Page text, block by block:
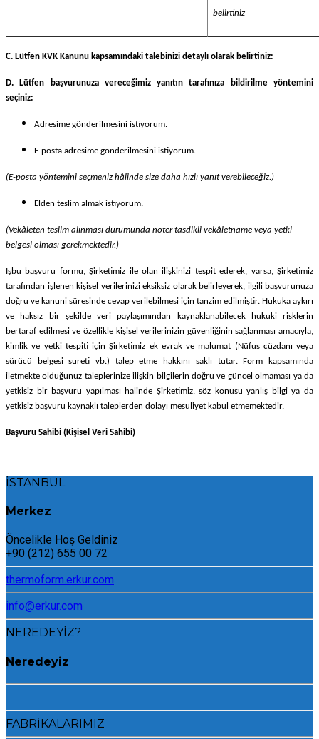
belirtiniz
C. Lütfen KVK Kanunu kapsamındaki talebinizi detaylı olarak belirtiniz:
D. Lütfen başvurunuza vereceğimiz yanıtın tarafınıza bildirilme yöntemini
seçiniz:
Adresime gönderilmesini istiyorum.
E-posta adresime gönderilmesini istiyorum.
(E-posta yöntemini seçmeniz hâlinde size daha hızlı yanıt verebileceğiz.)
Elden teslim almak istiyorum.
(Vekâleten teslim alınması durumunda noter tasdikli vekâletname veya yetki
belgesi olması gerekmektedir.)
İşbu başvuru formu, Şirketimiz ile olan ilişkinizi tespit ederek, varsa, Şirketimiz
tarafından işlenen kişisel verilerinizi eksiksiz olarak belirleyerek, ilgili başvurunuza
doğru ve kanuni süresinde cevap verilebilmesi için tanzim edilmiştir. Hukuka aykırı
ve haksız bir şekilde veri paylaşımından kaynaklanabilecek hukuki risklerin
bertaraf edilmesi ve özellikle kişisel verilerinizin güvenliğinin sağlanması amacıyla,
kimlik ve yetki tespiti için Şirketimiz ek evrak ve malumat (Nüfus cüzdanı veya
sürücü belgesi sureti vb.) talep etme hakkını saklı tutar. Form kapsamında
iletmekte olduğunuz taleplerinize ilişkin bilgilerin doğru ve güncel olmaması ya da
yetkisiz bir başvuru yapılması halinde Şirketimiz, söz konusu yanlış bilgi ya da
yetkisiz başvuru kaynaklı taleplerden dolayı mesuliyet kabul etmemektedir.
Başvuru Sahibi (Kişisel Veri Sahibi)
İSTANBUL
Merkez
Öncelikle Hoş Geldiniz
+90 (212) 655 00 72
thermoform.erkur.com
info@erkur.com
NEREDEYİZ?
Neredeyiz
FABRİKALARIMIZ